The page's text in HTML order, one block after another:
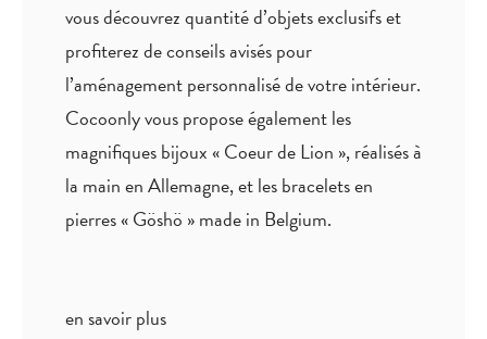
vous découvrez quantitéd’objets exclusifset
profiterez deconseils aviséspour
l’aménagement personnalisé de votre intérieur.
Cocoonly vous propose également les
magnifiques bijoux « Coeur de Lion », réalisés à
la main en Allemagne, et les bracelets en
pierres « Göshö » made in Belgium.
en savoir plus